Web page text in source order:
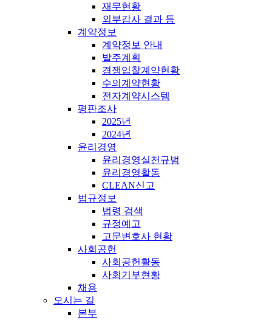
재무현황
외부감사 결과 등
계약정보
계약정보 안내
발주계획
경쟁입찰계약현황
수의계약현황
전자계약시스템
평판조사
2025년
2024년
윤리경영
윤리경영실천규범
윤리경영활동
CLEAN신고
법규정보
법령 검색
규정예고
고문변호사 현황
사회공헌
사회공헌활동
사회기부현황
채용
오시는 길
본부